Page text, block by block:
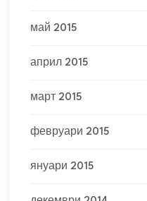
май 2015
април 2015
март 2015
февруари 2015
януари 2015